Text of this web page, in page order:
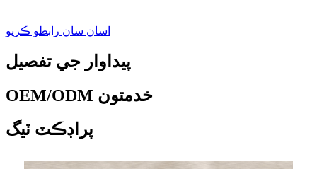
اسان سان رابطو ڪريو
پيداوار جي تفصيل
OEM/ODM خدمتون
پراڊڪٽ ٽيگ